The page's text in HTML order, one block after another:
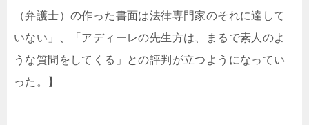
（弁護士）の作った書面は法律専門家のそれに達して
いない」、「アディーレの先生方は、まるで素人のよ
うな質問をしてくる」との評判が立つようになってい
った。】